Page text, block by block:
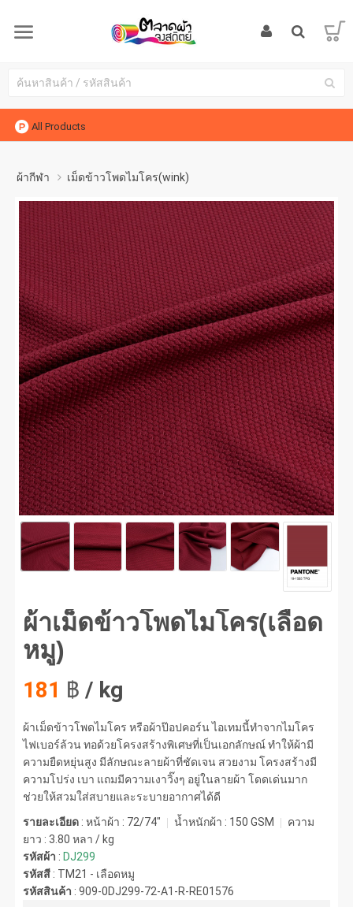
All Products
ผ้ากีฬา เม็ดข้าวโพดไมโคร(wink)
เม็ดข้าวโพดไมโคร(เลือดหมู) #1
ผ้าเม็ดข้าวโพดไมโคร(เลือด
หมู)
181 ฿ / kg
ผ้าเม็ดข้าวโพดไมโคร หรือผ้าป๊อปคอร์น ไอเทมนี้ทำจากไมโคร
ไฟเบอร์ล้วน ทอด้วยโครงสร้างพิเศษที่เป็นเอกลักษณ์ ทำให้ผ้ามี
ความยืดหยุ่นสูง มีลักษณะลายผ้าที่ชัดเจน สวยงาม โครงสร้างมี
ความโปร่ง เบา แถมมีความเงาวิ๊งๆ อยู่ในลายผ้า โดดเด่นมาก
ช่วยให้สวมใส่สบายและระบายอากาศได้ดี
รายละเอียด : หน้าผ้า : 72/74" น้ำหนักผ้า : 150 GSM
ความ
ยาว : 3.80 หลา / kg
รหัสผ้า :DJ299
รหัสสี : TM21 - เลือดหมู
รหัสสินค้า :909-0DJ299-72-A1-R-RE01576